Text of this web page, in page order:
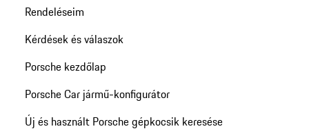
Rendeléseim
Kérdések és válaszok
Porsche kezdőlap
Porsche Car jármű-konfigurátor
Új és használt Porsche gépkocsik keresése